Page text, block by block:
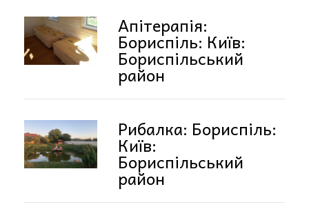
Апітерапія:
Бориспіль: Київ:
Бориспільський
район
Рибалка: Бориспіль:
Київ:
Бориспільський
район